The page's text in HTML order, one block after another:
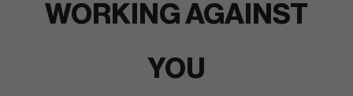
WORKING AGAINST
YOU